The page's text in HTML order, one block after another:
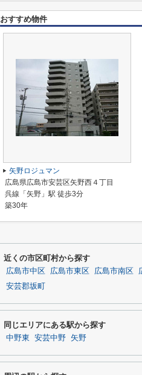
おすすめ物件
矢野ロジュマン
広島県広島市安芸区矢野西４丁目
呉線「矢野」駅 徒歩3分
築30年
近くの市区町村から探す
広島市中区 広島市東区 広島市南区
安芸郡坂町
同じエリアにある駅から探す
中野東 安芸中野 矢野